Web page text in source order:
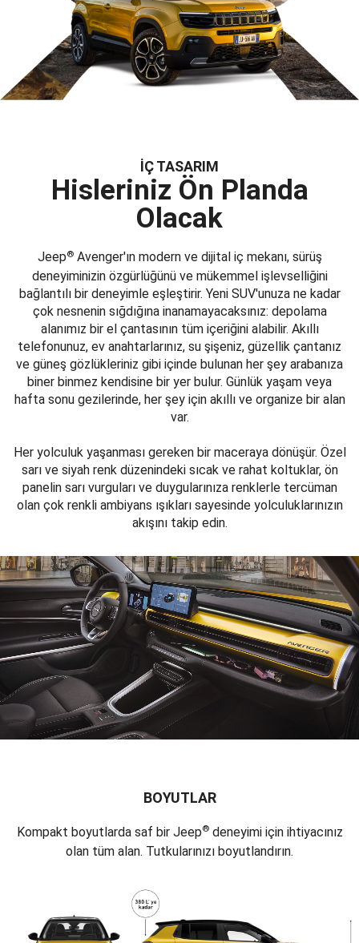
İÇ TASARIM
Hisleriniz Ön Planda
Olacak
Jeep®Avenger'ın modern ve dijital iç mekanı, sürüş
deneyiminizin özgürlüğünü ve mükemmel işlevselliğini
bağlantılı bir deneyimle eşleştirir. Yeni SUV'unuza ne kadar
çok nesnenin sığdığına inanamayacaksınız: depolama
alanımız bir el çantasının tüm içeriğini alabilir. Akıllı
telefonunuz, ev anahtarlarınız, su şişeniz, güzellik çantanız
ve güneş gözlükleriniz gibi içinde bulunan her şey arabanıza
biner binmez kendisine bir yer bulur. Günlük yaşam veya
hafta sonu gezilerinde, her şey için akıllı ve organize bir alan
var.
Her yolculuk yaşanması gereken bir maceraya dönüşür. Özel
sarı ve siyah renk düzenindeki sıcak ve rahat koltuklar, ön
panelin sarı vurguları ve duygularınıza renklerle tercüman
olan çok renkli ambiyans ışıkları sayesinde yolculuklarınızın
akışını takip edin.
BOYUTLAR
Kompakt boyutlarda saf bir Jeep®deneyimi için ihtiyacınız
olan tüm alan. Tutkularınızı boyutlandırın.